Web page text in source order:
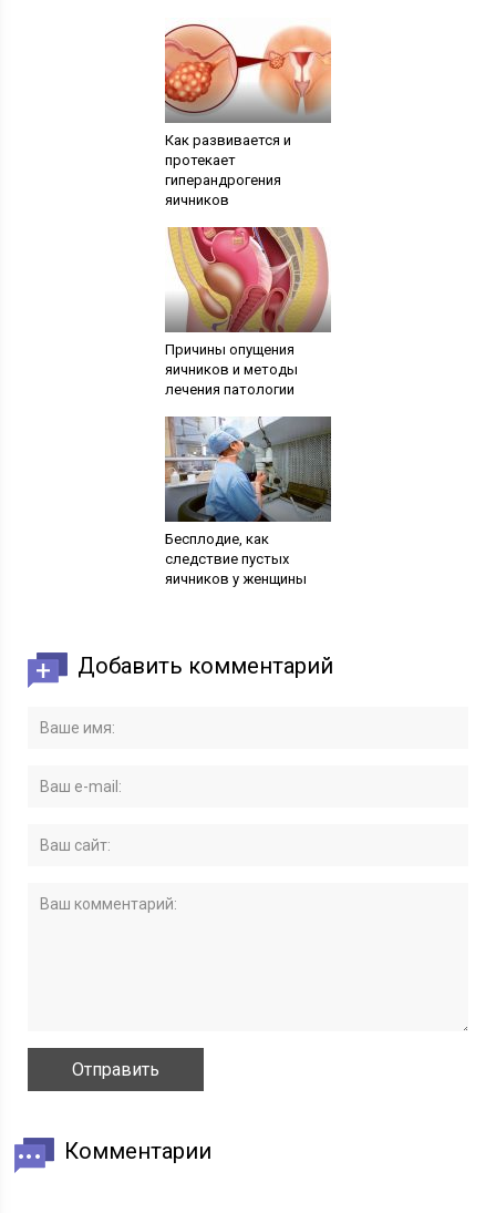
Как развивается и
протекает
гиперандрогения
яичников
Причины опущения
яичников и методы
лечения патологии
Бесплодие, как
следствие пустых
яичников у женщины
Добавить комментарий
Комментарии